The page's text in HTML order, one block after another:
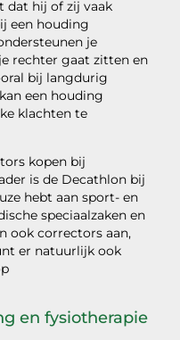
dat hij of zij vaak
een houding
je
rechter gaat zitten en
bij langdurig
een houding
klachten te
kopen bij
is de Decathlon bij
hebt aan sport- en
speciaalzaken en
ook correctors aan,
er natuurlijk ook
en fysiotherapie